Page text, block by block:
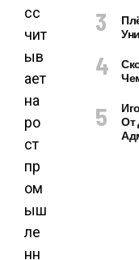
сс
чит
ыв
ает
на
ро
ст
пр
ом
ыш
ле
нн
От